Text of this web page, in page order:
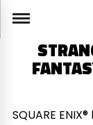
SQUARE